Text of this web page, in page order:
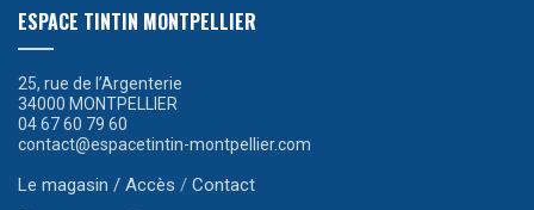
ESPACE TINTIN MONTPELLIER
25, rue de l’Argenterie
34000 MONTPELLIER
04 67 60 79 60
contact@espacetintin-montpellier.com
Le magasin / Accès / Contact